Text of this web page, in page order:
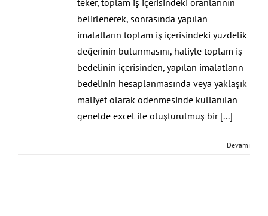
belirlenerek, sonrasında yapılan
imalatların toplam iş içerisindeki yüzdelik
değerinin bulunmasını, haliyle toplam iş
bedelinin içerisinden, yapılan imalatların
bedelinin hesaplanmasında veya yaklaşık
maliyet olarak ödenmesinde kullanılan
genelde excel ile oluşturulmuş bir [...]
Devamı